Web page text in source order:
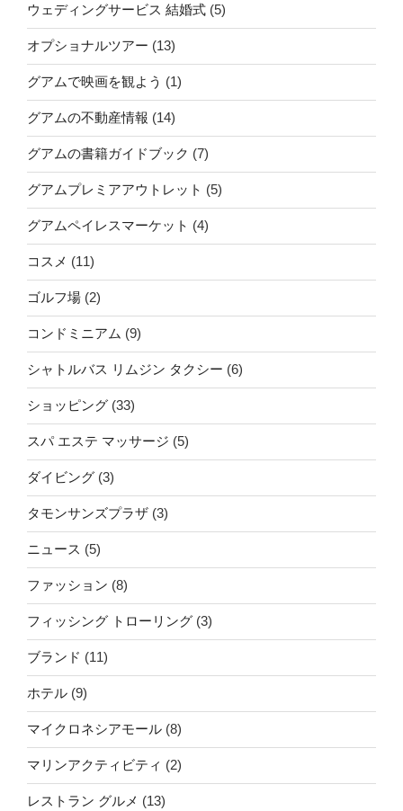
ル
で、
リ
ー
ト
ン
ト
が
大
$25.00
割
引
き
に”
ウェディングサービス 結婚式 (5)
オプショナルツアー (13)
グアムで映画を観よう (1)
グアムの不動産情報 (14)
グアムの書籍ガイドブック (7)
グアムプレミアアウトレット (5)
グアムペイレスマーケット (4)
コスメ (11)
ゴルフ場 (2)
コンドミニアム (9)
シャトルバス リムジン タクシー (6)
ショッピング (33)
スパ エステ マッサージ (5)
ダイビング (3)
タモンサンズプラザ (3)
ニュース (5)
ファッション (8)
フィッシング トローリング (3)
ブランド (11)
ホテル (9)
マイクロネシアモール (8)
マリンアクティビティ (2)
レストラン グルメ (13)